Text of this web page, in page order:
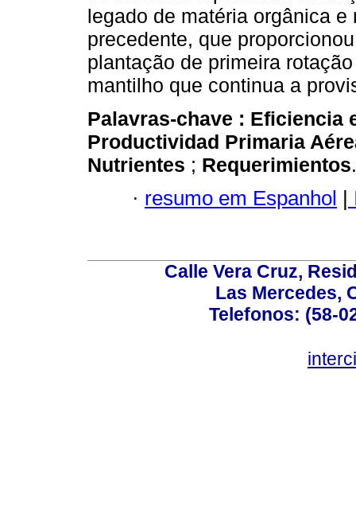
legado de matéria orgânica
precedente, que
plantação de primeira
mantilho que continua a
Palavras-chave : Eficiencia
Productividad Primaria
Nutrientes ; Requerimientos.
· resumo em Espanhol
Calle Vera Cruz,
Las Mercedes,
Telefonos: (58-